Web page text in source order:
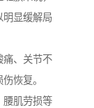
明显缓解局
痛、关节不
恢复。
腰肌劳损等